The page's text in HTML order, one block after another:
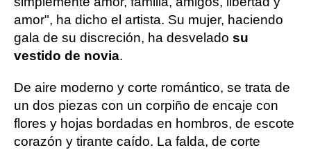
amor", ha dicho el artista. Su mujer, haciendo
gala de su discreción, ha desvelado su
vestido de novia.
De aire moderno y corte romántico, se trata de
un dos piezas con un corpiño de encaje con
flores y hojas bordadas en hombros, de escote
corazón y tirante caído. La falda, de corte